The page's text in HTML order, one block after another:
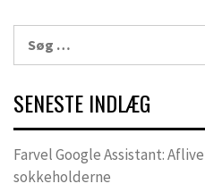
efter:
SENESTE INDLÆG
Farvel Google Assistant:
sokkeholderne